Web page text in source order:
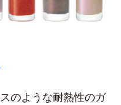
のような耐熱性のガ